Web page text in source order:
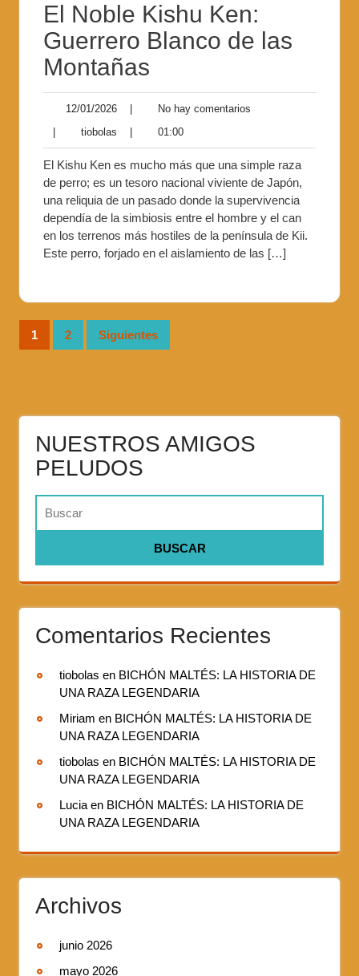
El Noble Kishu Ken:
Guerrero Blanco de las
Montañas
12/01/2026
No hay comentarios
tiobolas 01:00
El Kishu Ken es mucho más que una simple raza
de perro; es un tesoro nacional viviente de Japón,
una reliquia de un pasado donde la supervivencia
dependía de la simbiosis entre el hombre y el can
en los terrenos más hostiles de la península de Kii.
Este perro, forjado en el aislamiento de las […]
1 2 Siguientes
NUESTROS AMIGOS
PELUDOS
Comentarios Recientes
tiobolas en BICHÓN MALTÉS: LA HISTORIA DE
UNA RAZA LEGENDARIA
Miriam en BICHÓN MALTÉS: LA HISTORIA DE
UNA RAZA LEGENDARIA
tiobolas en BICHÓN MALTÉS: LA HISTORIA DE
UNA RAZA LEGENDARIA
Lucia en BICHÓN MALTÉS: LA HISTORIA DE
UNA RAZA LEGENDARIA
Archivos
junio 2026
mayo 2026